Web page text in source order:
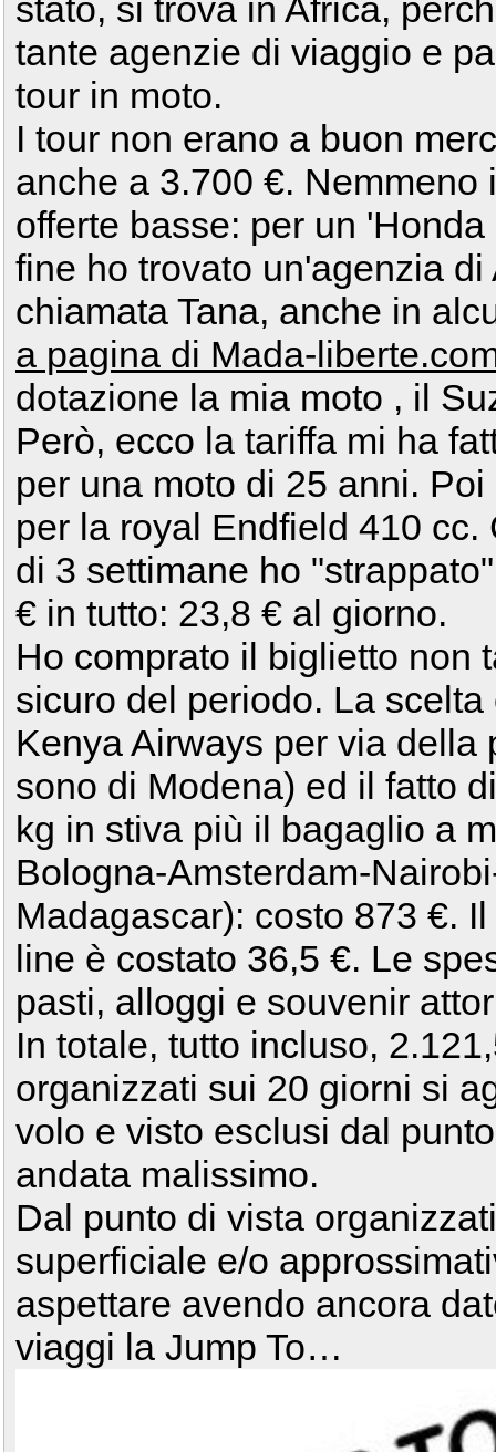
stato, si trova in Africa,
tante agenzie di viaggio e
tour in moto.
I tour non erano a buon
anche a 3.700 €.
offerte basse: per un
fine ho trovato un'agenzia
chiamata Tana, anche in
a pagina di Mada-
dotazione la mia moto , il
Però, ecco la tariffa mi ha
per una moto di 25 anni.
per la royal Endfield 410
di 3 settimane ho
€ in tutto: 23,8 € al giorno.
Ho comprato il biglietto non
sicuro del periodo. La
Kenya Airways per via della
sono di Modena) ed il fatto
kg in stiva più il bagaglio a
Bologna-Amsterdam-
Madagascar): costo 873 €.
line è costato 36,5 €. Le
pasti, alloggi e souvenir
In totale, tutto incluso,
organizzati sui 20 giorni si
volo e visto esclusi dal
andata malissimo.
Dal punto di vista
superficiale e/o
aspettare avendo ancora
viaggi la Jump To…